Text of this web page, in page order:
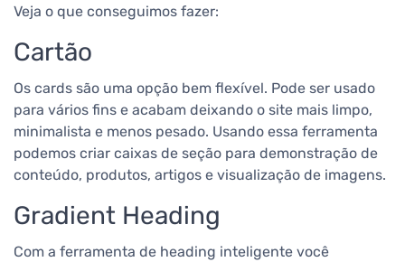
Veja o que conseguimos fazer:
Cartão
Os cards são uma opção bem flexível. Pode ser usado
para vários fins e acabam deixando o site mais limpo,
minimalista e menos pesado. Usando essa ferramenta
podemos criar caixas de seção para demonstração de
conteúdo, produtos, artigos e visualização de imagens.
Gradient Heading
Com a ferramenta de heading inteligente você